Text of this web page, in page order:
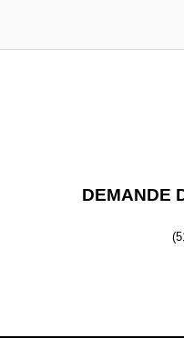
DEMANDE